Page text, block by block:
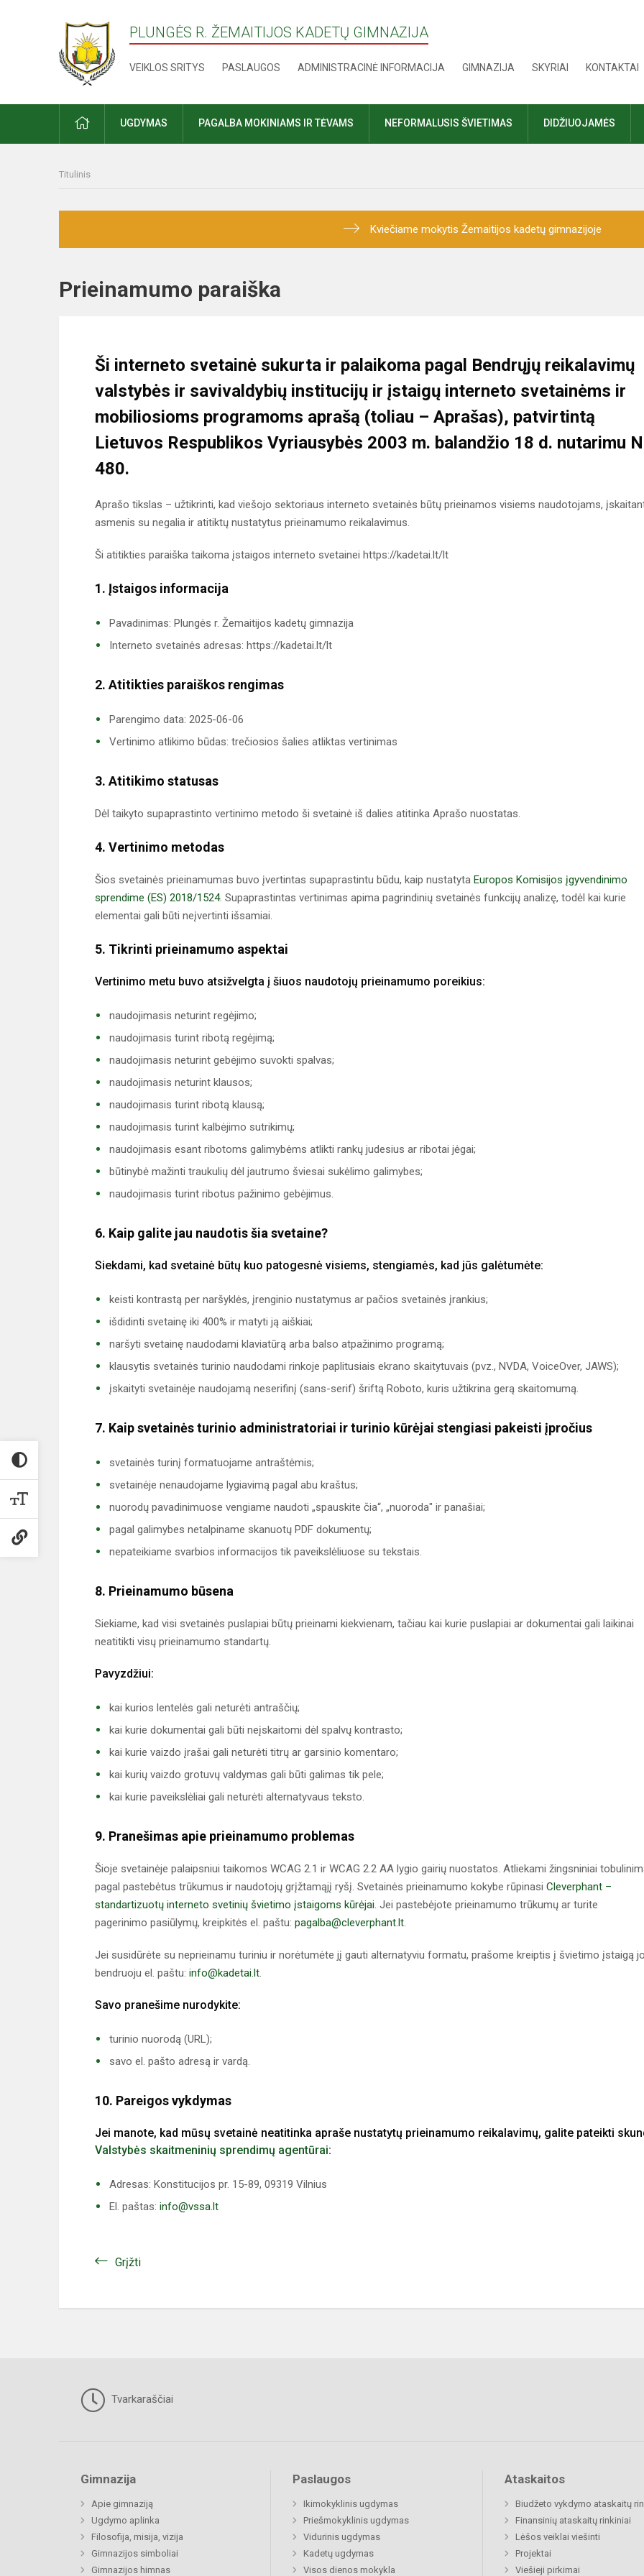
PLUNGĖS R. ŽEMAITIJOS KADETŲ GIMNAZIJA
VEIKLOS SRITYS PASLAUGOS ADMINISTRACINĖ INFORMACIJA GIMNAZIJA SKYRIAI KONTAKTAI
PRADŽIAUGDYMAS PAGALBA MOKINIAMS IR TĖVAMS NEFORMALUSIS ŠVIETIMAS DIDŽIUOJAMĖS
Titulinis
Kviečiame mokytis Žemaitijos kadetų gimnazijoje
Prieinamumo paraiška
Ši interneto svetainė sukurta ir palaikoma pagal Bendrųjų reikalavimų
valstybės ir savivaldybių institucijų ir įstaigų interneto svetainėms ir
mobiliosioms programoms aprašą (toliau – Aprašas), patvirtintą
Lietuvos Respublikos Vyriausybės 2003 m. balandžio 18 d. nutarimu
480.
Aprašo tikslas – užtikrinti, kad viešojo sektoriaus interneto svetainės būtų prieinamos visiems naudotojams,
asmenis su negalia ir atitiktų nustatytus prieinamumo reikalavimus.
Ši atitikties paraiška taikoma įstaigos interneto svetainei https://kadetai.lt/lt
1. Įstaigos informacija
Pavadinimas: Plungės r. Žemaitijos kadetų gimnazija
Interneto svetainės adresas: https://kadetai.lt/lt
2. Atitikties paraiškos rengimas
Parengimo data: 2025-06-06
Vertinimo atlikimo būdas: trečiosios šalies atliktas vertinimas
3. Atitikimo statusas
Dėl taikyto supaprastinto vertinimo metodo ši svetainė iš dalies atitinka Aprašo nuostatas.
4. Vertinimo metodas
Šios svetainės prieinamumas buvo įvertintas supaprastintu būdu, kaip nustatyta Europos Komisijos įgyvendinimo
sprendime (ES) 2018/1524. Supaprastintas vertinimas apima pagrindinių svetainės funkcijų analizę, todėl kai kurie
elementai gali būti neįvertinti išsamiai.
5. Tikrinti prieinamumo aspektai
Vertinimo metu buvo atsižvelgta į šiuos naudotojų prieinamumo poreikius:
naudojimasis neturint regėjimo;
naudojimasis turint ribotą regėjimą;
naudojimasis neturint gebėjimo suvokti spalvas;
naudojimasis neturint klausos;
naudojimasis turint ribotą klausą;
naudojimasis turint kalbėjimo sutrikimų;
naudojimasis esant ribotoms galimybėms atlikti rankų judesius ar ribotai jėgai;
būtinybė mažinti traukulių dėl jautrumo šviesai sukėlimo galimybes;
naudojimasis turint ribotus pažinimo gebėjimus.
6. Kaip galite jau naudotis šia svetaine?
Siekdami, kad svetainė būtų kuo patogesnė visiems, stengiamės, kad jūs galėtumėte:
keisti kontrastą per naršyklės, įrenginio nustatymus ar pačios svetainės įrankius;
išdidinti svetainę iki 400% ir matyti ją aiškiai;
naršyti svetainę naudodami klaviatūrą arba balso atpažinimo programą;
klausytis svetainės turinio naudodami rinkoje paplitusiais ekrano skaitytuvais (pvz., NVDA, VoiceOver, JAWS);
įskaityti svetainėje naudojamą neserifinį (sans-serif) šriftą Roboto, kuris užtikrina gerą skaitomumą.
7. Kaip svetainės turinio administratoriai ir turinio kūrėjai stengiasi pakeisti įpročius
svetainės turinį formatuojame antraštėmis;
svetainėje nenaudojame lygiavimą pagal abu kraštus;
nuorodų pavadinimuose vengiame naudoti „spauskite čia“, „nuoroda" ir panašiai;
pagal galimybes netalpiname skanuotų PDF dokumentų;
nepateikiame svarbios informacijos tik paveikslėliuose su tekstais.
8. Prieinamumo būsena
Siekiame, kad visi svetainės puslapiai būtų prieinami kiekvienam, tačiau kai kurie puslapiai ar dokumentai gali laikinai
neatitikti visų prieinamumo standartų.
Pavyzdžiui:
kai kurios lentelės gali neturėti antraščių;
kai kurie dokumentai gali būti neįskaitomi dėl spalvų kontrasto;
kai kurie vaizdo įrašai gali neturėti titrų ar garsinio komentaro;
kai kurių vaizdo grotuvų valdymas gali būti galimas tik pele;
kai kurie paveikslėliai gali neturėti alternatyvaus teksto.
9. Pranešimas apie prieinamumo problemas
Šioje svetainėje palaipsniui taikomos WCAG 2.1 ir WCAG 2.2 AA lygio gairių nuostatos. Atliekami žingsniniai
pagal pastebėtus trūkumus ir naudotojų grįžtamąjį ryšį. Svetainės prieinamumo kokybe rūpinasi Cleverphant –
standartizuotų interneto svetinių švietimo įstaigoms kūrėjai. Jei pastebėjote prieinamumo trūkumų ar turite
pagerinimo pasiūlymų, kreipkitės el. paštu: pagalba@cleverphant.lt.
Jei susidūrėte su neprieinamu turiniu ir norėtumėte jį gauti alternatyviu formatu, prašome kreiptis į švietimo įstaigą
bendruoju el. paštu: info@kadetai.lt.
Savo pranešime nurodykite:
turinio nuorodą (URL);
savo el. pašto adresą ir vardą.
10. Pareigos vykdymas
Jei manote, kad mūsų svetainė neatitinka apraše nustatytų prieinamumo reikalavimų, galite pateikti
Valstybės skaitmeninių sprendimų agentūrai:
Adresas: Konstitucijos pr. 15-89, 09319 Vilnius
El. paštas: info@vssa.lt
Grįžti
Tvarkaraščiai
Gimnazija
Apie gimnaziją
Ugdymo aplinka
Filosofija, misija, vizija
Gimnazijos simboliai
Gimnazijos himnas
Paslaugos
Ikimokyklinis ugdymas
Priešmokyklinis ugdymas
Vidurinis ugdymas
Kadetų ugdymas
Visos dienos mokykla
Ataskaitos
Biudžeto vykdymo ataskaitų
Finansinių ataskaitų rinkiniai
Lėšos veiklai viešinti
Projektai
Viešieji pirkimai